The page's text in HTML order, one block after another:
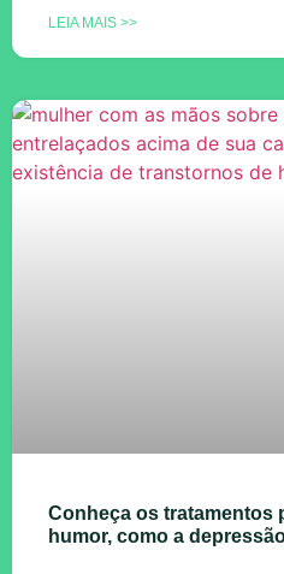
LEIA MAIS >>
Conheça os tratamentos
humor, como a